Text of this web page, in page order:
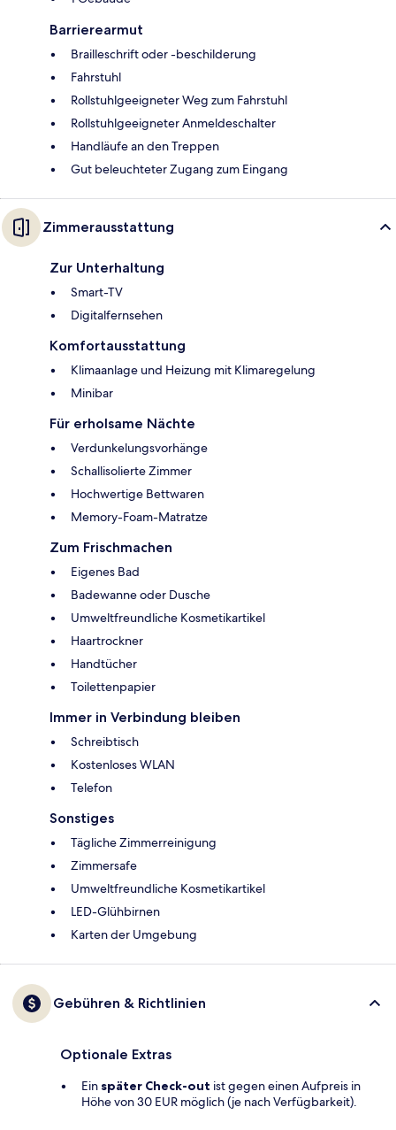
Barrierearmut
Brailleschrift oder -beschilderung
Fahrstuhl
Rollstuhlgeeigneter Weg zum Fahrstuhl
Rollstuhlgeeigneter Anmeldeschalter
Handläufe an den Treppen
Gut beleuchteter Zugang zum Eingang
Zimmerausstattung
Zur Unterhaltung
Smart-TV
Digitalfernsehen
Komfortausstattung
Klimaanlage und Heizung mit Klimaregelung
Minibar
Für erholsame Nächte
Verdunkelungsvorhänge
Schallisolierte Zimmer
Hochwertige Bettwaren
Memory-Foam-Matratze
Zum Frischmachen
Eigenes Bad
Badewanne oder Dusche
Umweltfreundliche Kosmetikartikel
Haartrockner
Handtücher
Toilettenpapier
Immer in Verbindung bleiben
Schreibtisch
Kostenloses WLAN
Telefon
Sonstiges
Tägliche Zimmerreinigung
Zimmersafe
Umweltfreundliche Kosmetikartikel
LED-Glühbirnen
Karten der Umgebung
Gebühren & Richtlinien
Optionale Extras
Ein später Check-out ist gegen einen Aufpreis in
Höhe von 30 EUR möglich (je nach Verfügbarkeit).